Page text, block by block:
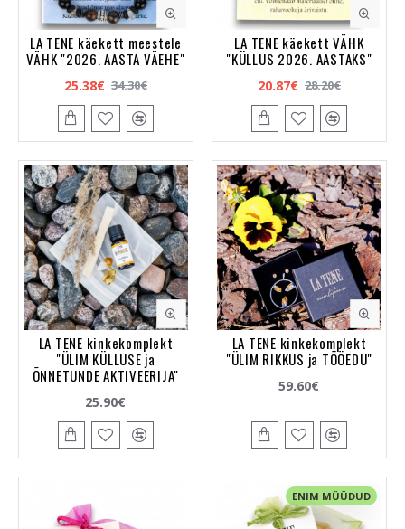
LA TENE käekett meestele
VÄHK "2026. AASTA VÄEHE"
25.38€ 34.30€
LA TENE käekett VÄHK
"KÜLLUS 2026. AASTAKS"
20.87€ 28.20€
LA TENE kinkekomplekt
"ÜLIM KÜLLUSE ja
ÕNNETUNDE AKTIVEERIJA"
25.90€
LA TENE kinkekomplekt
"ÜLIM RIKKUS ja TÖÖEDU"
59.60€
ENIM MÜÜDUD